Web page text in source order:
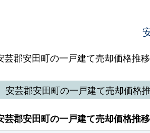
芸郡安田町の一戸建て売却価格推移
安芸郡安田町の一戸建て売却価格
芸郡安田町の一戸建て売却価格推移